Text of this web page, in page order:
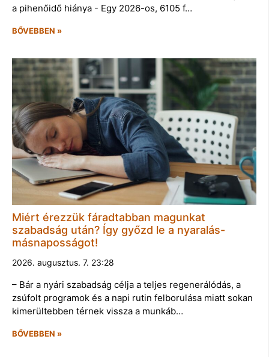
a pihenőidő hiánya - Egy 2026-os, 6105 f…
BŐVEBBEN »
Miért érezzük fáradtabban magunkat
szabadság után? Így győzd le a nyaralás-
másnaposságot!
2026. augusztus. 7. 23:28
– Bár a nyári szabadság célja a teljes regenerálódás, a
zsúfolt programok és a napi rutin felborulása miatt sokan
kimerültebben térnek vissza a munkáb…
BŐVEBBEN »